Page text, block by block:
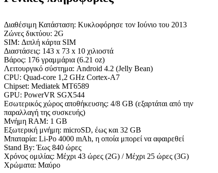
Διαθέσιμη Κατάσταση: Κυκλοφόρησε τον Ιούνιο του 2013
Ζώνες δικτύου: 2G
SIM: Διπλή κάρτα SIM
Διαστάσεις: 143 x 73 x 10 χιλιοστά
Βάρος: 176 γραμμάρια (6.21 oz)
Λειτουργικό σύστημα: Android 4.2 (Jelly Bean)
CPU: Quad-core 1,2 GHz Cortex-A7
Chipset: Mediatek MT6589
GPU: PowerVR SGX544
Εσωτερικός χώρος αποθήκευσης: 4/8 GB (εξαρτάται από την
παραλλαγή της συσκευής)
Μνήμη RAM: 1 GB
Εξωτερική μνήμη: microSD, έως και 32 GB
Μπαταρία: Li-Po 4000 mAh, η οποία μπορεί να αφαιρεθεί
Stand By: Έως 840 ώρες
Χρόνος ομιλίας: Μέχρι 43 ώρες (2G) / Μέχρι 25 ώρες (3G)
Χρώματα: Μαύρο